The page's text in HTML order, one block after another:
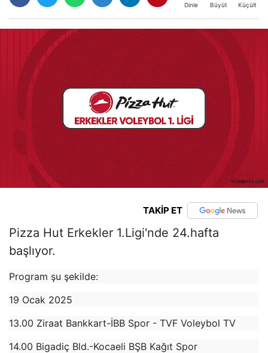
Dinle Büyüt Küçült
TAKİP ET
Pizza Hut Erkekler 1.Ligi'nde 24.hafta
başlıyor.
Program şu şekilde:
19 Ocak 2025
13.00 Ziraat Bankkart-İBB Spor - TVF Voleybol TV
14.00 Bigadiç Bld.-Kocaeli BŞB Kağıt Spor